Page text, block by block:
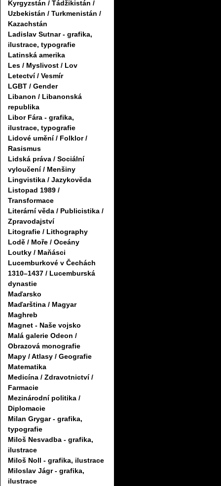
Kyrgyzstán / Tádžikistán /
Uzbekistán / Turkmenistán /
Kazachstán
Ladislav Sutnar - grafika,
ilustrace, typografie
Latinská amerika
Les / Myslivost / Lov
Letectví / Vesmír
LGBT / Gender
Libanon / Libanonská
republika
Libor Fára - grafika,
ilustrace, typografie
Lidové umění / Folklor /
Rasismus
Lidská práva / Sociální
vyloučení / Menšiny
Lingvistika / Jazykověda
Listopad 1989 /
Transformace
Literární věda / Publicistika /
Zpravodajství
Litografie / Lithography
Lodě / Moře / Oceány
Loutky / Maňásci
Lucemburkové v Čechách
1310–1437 / Lucemburská
dynastie
Maďarsko
Maďarština / Magyar
Maghreb
Magnet - Naše vojsko
Malá galerie Odeon /
Obrazová monografie
Mapy / Atlasy / Geografie
Matematika
Medicína / Zdravotnictví /
Farmacie
Mezinárodní politika /
Diplomacie
Milan Grygar - grafika,
typografie
Miloš Nesvadba - grafika,
ilustrace
Miloš Noll - grafika, ilustrace
Miloslav Jágr - grafika,
ilustrace